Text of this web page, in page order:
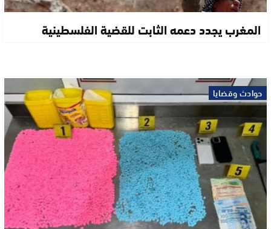
المغرب يجدد دعمه الثابت للقضية الفلسطينية
حوادث وقضايا